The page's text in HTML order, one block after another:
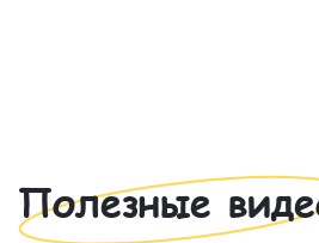
Полезные